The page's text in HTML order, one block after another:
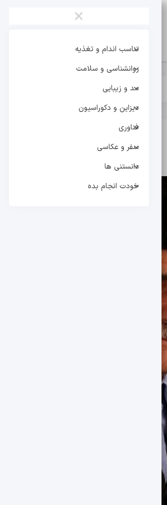
×
تناسب اندام و تغذیه
روانشناسی و سلامت
مد و زیبایی
دیزاین و دکوراسیون
فناوری
سفر و عکاسی
دانستنی ها
خودت انجام بده